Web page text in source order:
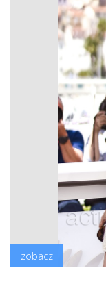
zobacz